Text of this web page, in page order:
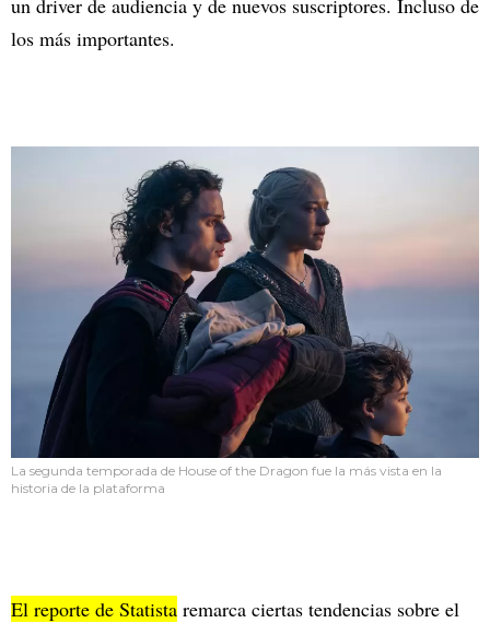
los más importantes.
La segunda temporada de House of the Dragon fue la más vista en la
historia de la plataforma
El reporte de Statista remarca ciertas tendencias sobre el